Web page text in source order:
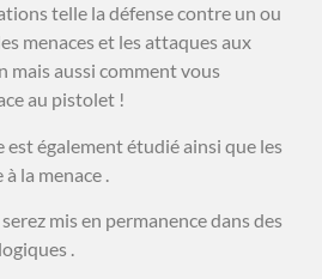
telle la défense contre un ou
menaces et les attaques aux
mais aussi comment vous
au pistolet !
est également étudié ainsi que les
la menace .
mis en permanence dans des
.